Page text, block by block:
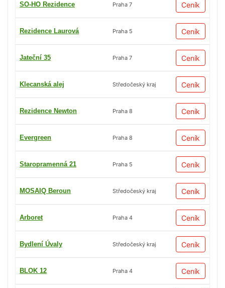
SO-HO Rezidence Praha 7 Ceník
Rezidence Laurová Praha 5 Ceník
Jateční 35 Praha 7 Ceník
Klecanská alej Středočeský kraj Ceník
Rezidence Newton Praha 8 Ceník
Evergreen Praha 8 Ceník
Staropramenná 21 Praha 5 Ceník
MOSAIQ Beroun Středočeský kraj Ceník
Arboret Praha 4 Ceník
Bydlení Úvaly Středočeský kraj Ceník
BLOK 12 Praha 4 Ceník